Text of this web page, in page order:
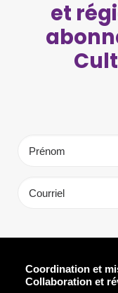
et
Coordination et
Collaboration et